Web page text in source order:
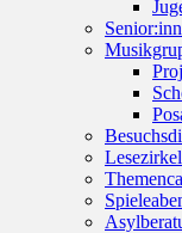
Lesezirkel